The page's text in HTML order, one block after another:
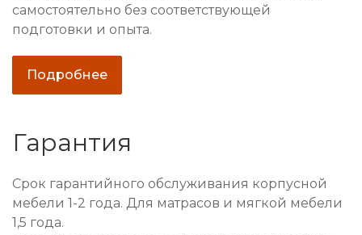
самостоятельно без соответствующей
подготовки и опыта.
Подробнее
Гарантия
Срок гарантийного обслуживания корпусной
мебели 1-2 года. Для матрасов и мягкой мебели
1,5 года.